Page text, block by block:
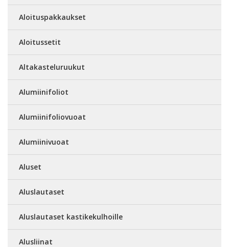
Aloituspakkaukset
Aloitussetit
Altakasteluruukut
Alumiinifoliot
Alumiinifoliovuoat
Alumiinivuoat
Aluset
Aluslautaset
Aluslautaset kastikekulhoille
Alusliinat